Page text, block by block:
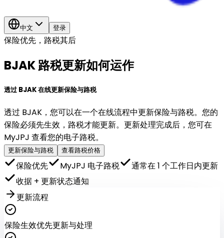
中文 登录
保险优先，路税其后
BJAK 路税更新如何运作
透过 BJAK 在线更新保险与路税
透过 BJAK，您可以在一个在线流程中更新保险与路税。您的
保险必须先生效，路税才能更新。更新处理完成后，您可在
MyJPJ 查看您的电子路税。
更新保险与路税 查看路税价格
保险优先 MyJPJ 电子路税
通常在 1 个工作日内更新
收据 + 更新状态通知
更新流程
保险生效优先更新与处理